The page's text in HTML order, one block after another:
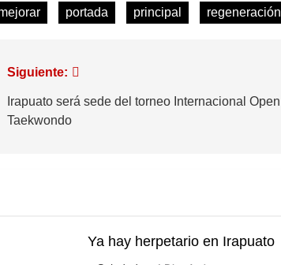
portada principal regeneración
Siguiente:
Irapuato será sede del torneo Internacional Open
Taekwondo
Ya hay herpetario en Irapuato